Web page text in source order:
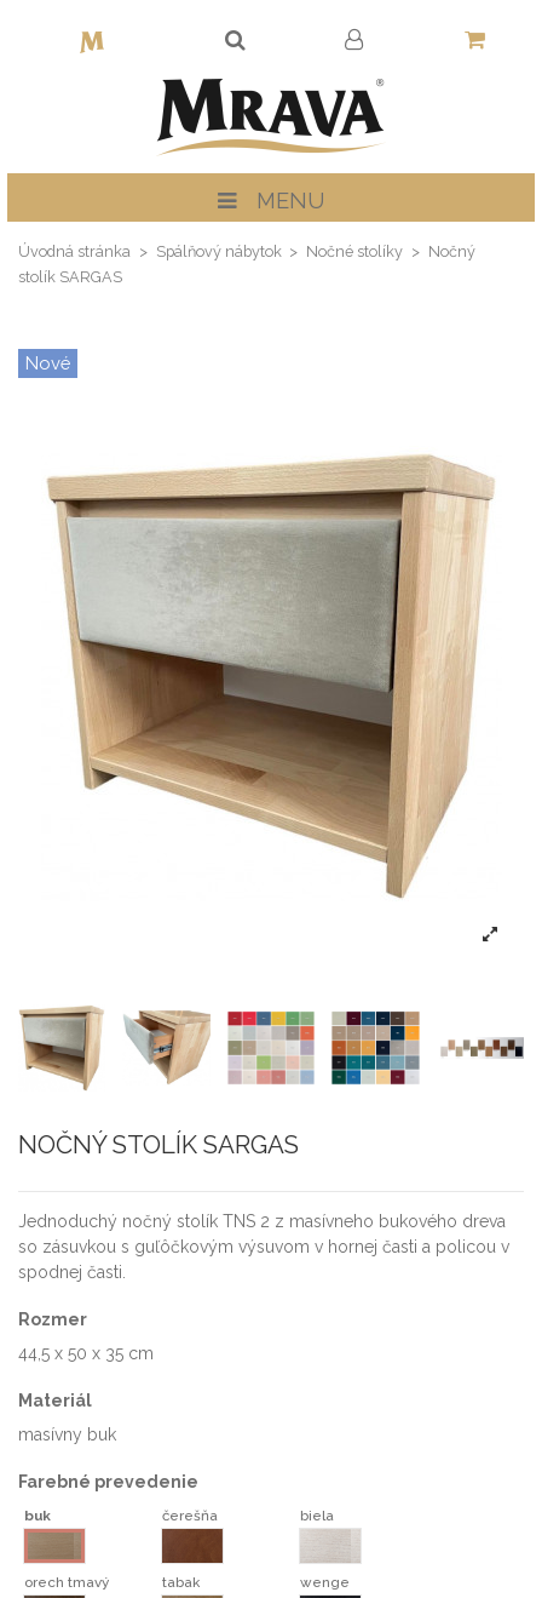
MENU
Úvodná stránka Spálňový nábytok Nočné stolíky
Nočný
stolík SARGAS
Nové
NOČNÝ STOLÍK SARGAS
Jednoduchý nočný stolík TNS 2 z masívneho bukového dreva
so zásuvkou s guľôčkovým výsuvom v hornej časti a policou v
spodnej časti.
Rozmer
44,5 x 50 x 35 cm
Materiál
masívny buk
Farebné prevedenie
buk čerešňa biela
orech tmavý tabak wenge